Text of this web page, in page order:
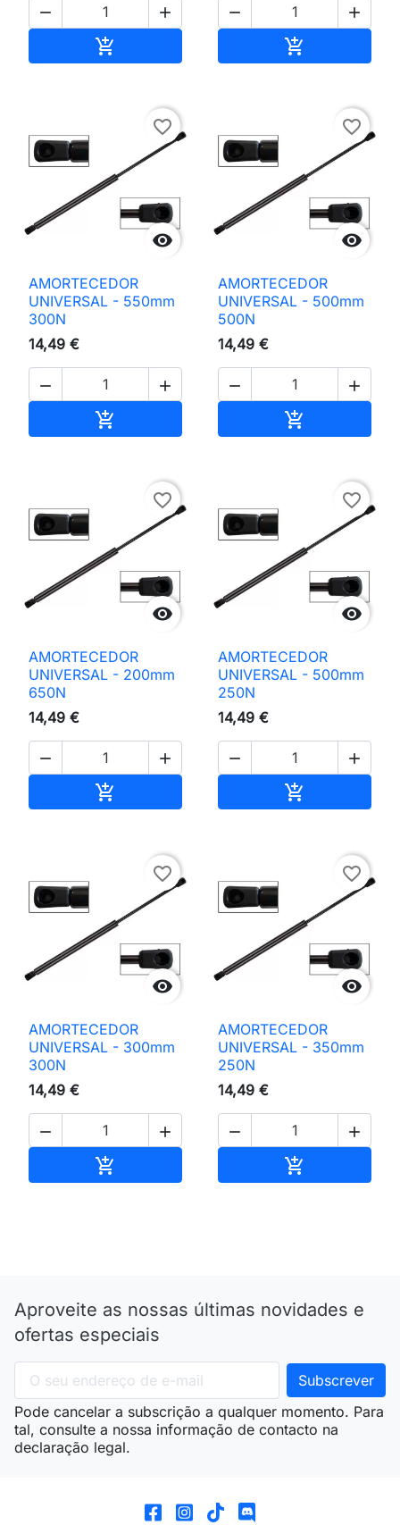
 

 


favorite_border
AMORTECEDOR
UNIVERSAL - 550mm
300N
14,49 €
 


favorite_border
AMORTECEDOR
UNIVERSAL - 500mm
500N
14,49 €
 


favorite_border
AMORTECEDOR
UNIVERSAL - 200mm
650N
14,49 €
 


favorite_border
AMORTECEDOR
UNIVERSAL - 500mm
250N
14,49 €
 


favorite_border
AMORTECEDOR
UNIVERSAL - 300mm
300N
14,49 €
 


favorite_border
AMORTECEDOR
UNIVERSAL - 350mm
250N
14,49 €
 

Aproveite as nossas últimas novidades e
ofertas especiais
Pode cancelar a subscrição a qualquer momento. Para
tal, consulte a nossa informação de contacto na
declaração legal.